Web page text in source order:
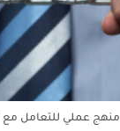
عملي للتعامل مع